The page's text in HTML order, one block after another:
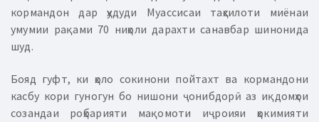
кормандон дар ҳудуди Муассисаи таҳсилоти миёнаи
умумии рақами 70 ниҳоли дарахти санавбар шинонида
шуд.
Бояд гуфт, ки ҳоло сокинони пойтахт ва кормандони
касбу кори гуногун бо нишони ҷонибдорӣ аз иқдомҳои
созандаи роҳбарияти мақомоти иҷроияи ҳокимияти